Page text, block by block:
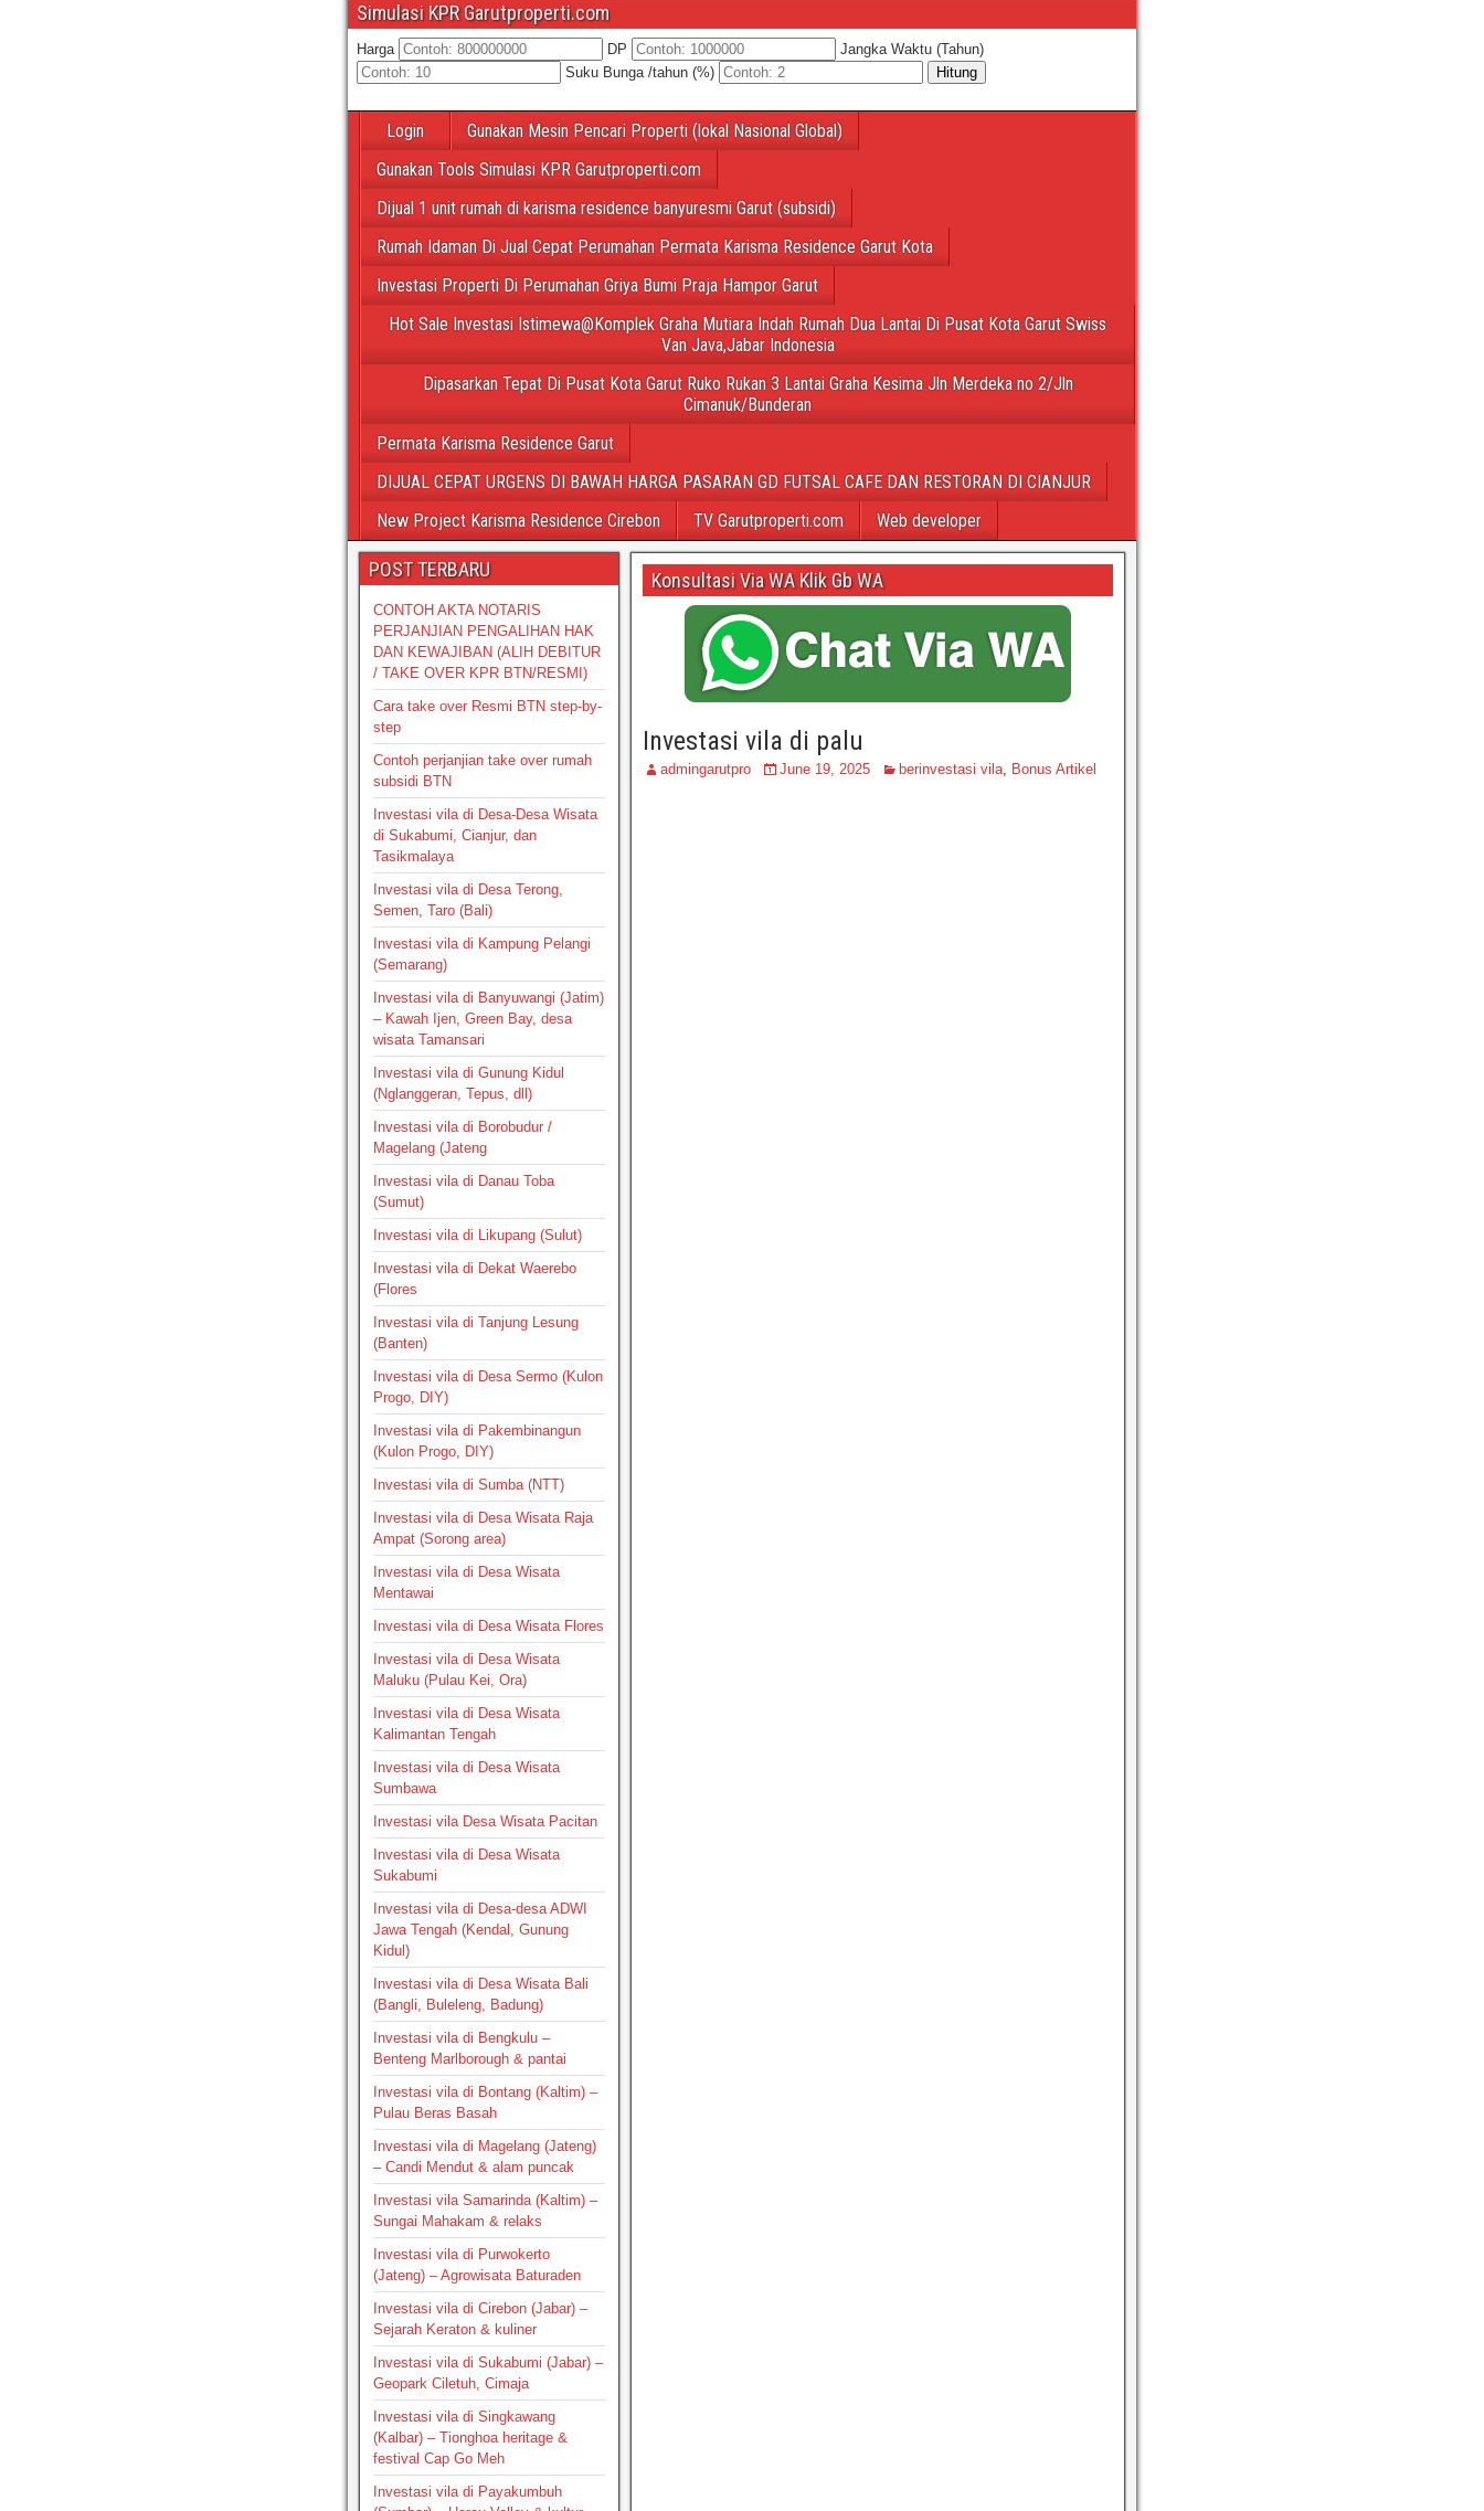
Simulasi KPR Garutproperti.com
Harga DP
Jangka Waktu (Tahun)
Suku Bunga /tahun (%)
Hitung
Login
Gunakan Mesin Pencari Properti (lokal Nasional Global)
Gunakan Tools Simulasi KPR Garutproperti.com
Dijual 1 unit rumah di karisma residence banyuresmi Garut (subsidi)
Rumah Idaman Di Jual Cepat Perumahan Permata Karisma Residence Garut Kota
Investasi Properti Di Perumahan Griya Bumi Praja Hampor Garut
Hot Sale Investasi Istimewa@Komplek Graha Mutiara Indah Rumah Dua Lantai Di Pusat Kota Garut Swiss
Van Java,Jabar Indonesia
Dipasarkan Tepat Di Pusat Kota Garut Ruko Rukan 3 Lantai Graha Kesima Jln Merdeka no 2/Jln
Cimanuk/Bunderan
Permata Karisma Residence Garut
DIJUAL CEPAT URGENS DI BAWAH HARGA PASARAN GD FUTSAL CAFE DAN RESTORAN DI CIANJUR
New Project Karisma Residence Cirebon
TV Garutproperti.com Web developer
Konsultasi Via WA Klik Gb WA
Investasi vila di palu
admingarutpro June 19, 2025 berinvestasi vila, Bonus Artikel
POST TERBARU
CONTOH AKTA NOTARIS
PERJANJIAN PENGALIHAN HAK
DAN KEWAJIBAN (ALIH DEBITUR
/ TAKE OVER KPR BTN/RESMI)
Cara take over Resmi BTN step-by-
step
Contoh perjanjian take over rumah
subsidi BTN
Investasi vila di Desa-Desa Wisata
di Sukabumi, Cianjur, dan
Tasikmalaya
Investasi vila di Desa Terong,
Semen, Taro (Bali)
Investasi vila di Kampung Pelangi
(Semarang)
Investasi vila di Banyuwangi (Jatim)
– Kawah Ijen, Green Bay, desa
wisata Tamansari
Investasi vila di Gunung Kidul
(Nglanggeran, Tepus, dll)
Investasi vila di Borobudur /
Magelang (Jateng
Investasi vila di Danau Toba
(Sumut)
Investasi vila di Likupang (Sulut)
Investasi vila di Dekat Waerebo
(Flores
Investasi vila di Tanjung Lesung
(Banten)
Investasi vila di Desa Sermo (Kulon
Progo, DIY)
Investasi vila di Pakembinangun
(Kulon Progo, DIY)
Investasi vila di Sumba (NTT)
Investasi vila di Desa Wisata Raja
Ampat (Sorong area)
Investasi vila di Desa Wisata
Mentawai
Investasi vila di Desa Wisata Flores
Investasi vila di Desa Wisata
Maluku (Pulau Kei, Ora)
Investasi vila di Desa Wisata
Kalimantan Tengah
Investasi vila di Desa Wisata
Sumbawa
Investasi vila Desa Wisata Pacitan
Investasi vila di Desa Wisata
Sukabumi
Investasi vila di Desa-desa ADWI
Jawa Tengah (Kendal, Gunung
Kidul)
Investasi vila di Desa Wisata Bali
(Bangli, Buleleng, Badung)
Investasi vila di Bengkulu –
Benteng Marlborough & pantai
Investasi vila di Bontang (Kaltim) –
Pulau Beras Basah
Investasi vila di Magelang (Jateng)
– Candi Mendut & alam puncak
Investasi vila Samarinda (Kaltim) –
Sungai Mahakam & relaks
Investasi vila di Purwokerto
(Jateng) – Agrowisata Baturaden
Investasi vila di Cirebon (Jabar) –
Sejarah Keraton & kuliner
Investasi vila di Sukabumi (Jabar) –
Geopark Ciletuh, Cimaja
Investasi vila di Singkawang
(Kalbar) – Tionghoa heritage &
festival Cap Go Meh
Investasi vila di Payakumbuh